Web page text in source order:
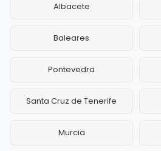
Albacete
Baleares
Pontevedra
Santa Cruz de Tenerife
Murcia